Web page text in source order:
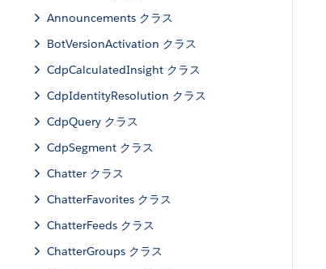
Announcements クラス
BotVersionActivation クラス
CdpCalculatedInsight クラス
CdpIdentityResolution クラス
CdpQuery クラス
CdpSegment クラス
Chatter クラス
ChatterFavorites クラス
ChatterFeeds クラス
ChatterGroups クラス